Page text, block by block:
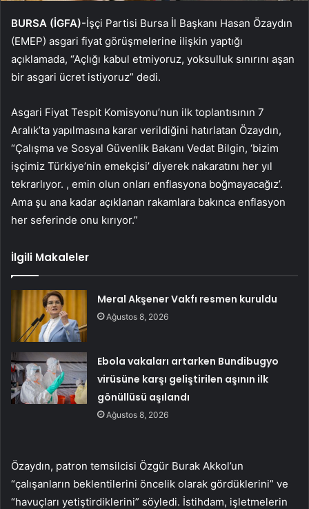
BURSA (İGFA)-İşçi Partisi Bursa İl Başkanı Hasan Özaydın
(EMEP) asgari fiyat görüşmelerine ilişkin yaptığı
açıklamada, “Açlığı kabul etmiyoruz, yoksulluk sınırını aşan
bir asgari ücret istiyoruz” dedi.
Asgari Fiyat Tespit Komisyonu’nun ilk toplantısının 7
Aralık’ta yapılmasına karar verildiğini hatırlatan Özaydın,
“Çalışma ve Sosyal Güvenlik Bakanı Vedat Bilgin, ‘bizim
işçimiz Türkiye’nin emekçisi’ diyerek nakaratını her yıl
tekrarlıyor. , emin olun onları enflasyona boğmayacağız’.
Ama şu ana kadar açıklanan rakamlara bakınca enflasyon
her seferinde onu kırıyor.”
İlgili Makaleler
Meral Akşener Vakfı resmen kuruldu
Ağustos 8, 2026
Ebola vakaları artarken Bundibugyo
virüsüne karşı geliştirilen aşının ilk
gönüllüsü aşılandı
Ağustos 8, 2026
Özaydın, patron temsilcisi Özgür Burak Akkol’un
“çalışanların beklentilerini öncelik olarak gördüklerini” ve
“havuçları yetiştirdiklerini” söyledi. İstihdam, işletmelerin